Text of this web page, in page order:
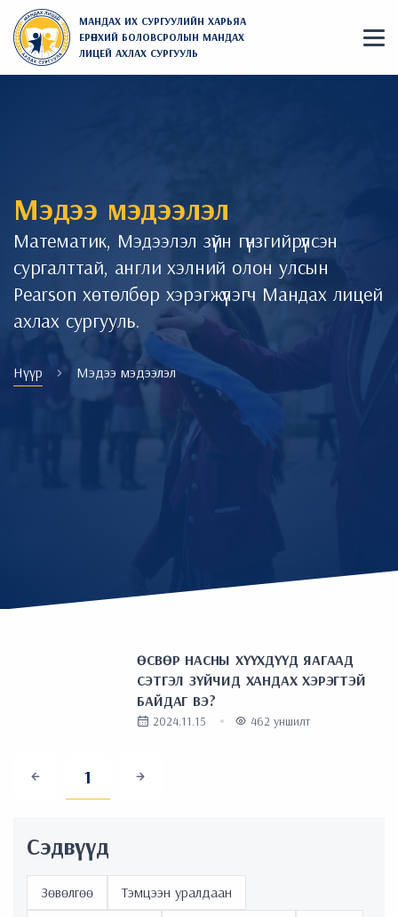
МАНДАХ ИХ СУРГУУЛИЙН ХАРЬЯА
ЕРӨНХИЙ БОЛОВСРОЛЫН МАНДАХ
ЛИЦЕЙ АХЛАХ СУРГУУЛЬ
Мэдээ мэдээлэл
Математик, Мэдээлэл зүйн гүнзгийрүүлсэн
сургалттай, англи хэлний олон улсын
Pearson хөтөлбөр хэрэгжүүлэгч Мандах лицей
ахлах сургууль.
Нүүр Мэдээ мэдээлэл
ӨСВӨР НАСНЫ ХҮҮХДҮҮД ЯАГААД
СЭТГЭЛ ЗҮЙЧИД ХАНДАХ ХЭРЭГТЭЙ
БАЙДАГ ВЭ?
2024.11.15 462 уншилт
1
Сэдвүүд
Зөвөлгөө
Тэмцээн уралдаан